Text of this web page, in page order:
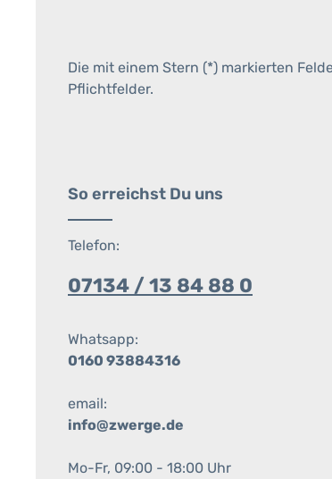
Die mit einem Stern (*) markierten
Pflichtfelder.
So erreichst Du uns
Telefon:
07134 / 13 84 88 0
Whatsapp:
0160 93884316
email:
info@zwerge.de
Mo-Fr, 09:00 - 18:00 Uhr